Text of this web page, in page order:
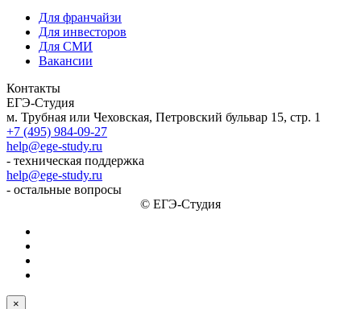
Для франчайзи
Для инвесторов
Для СМИ
Вакансии
Контакты
ЕГЭ-Студия
м. Трубная или Чеховская, Петровский бульвар 15, стр. 1
+7 (495) 984-09-27
help@ege-study.ru
- техническая поддержка
help@ege-study.ru
- остальные вопросы
© ЕГЭ-Студия
×